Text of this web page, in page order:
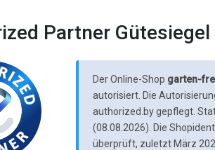
Partner Gütesiegel
Der Online-Shop garten-
autorisiert. Die
authorized.by gepflegt.
(08.08.2026). Die
überprüft, zuletzt März